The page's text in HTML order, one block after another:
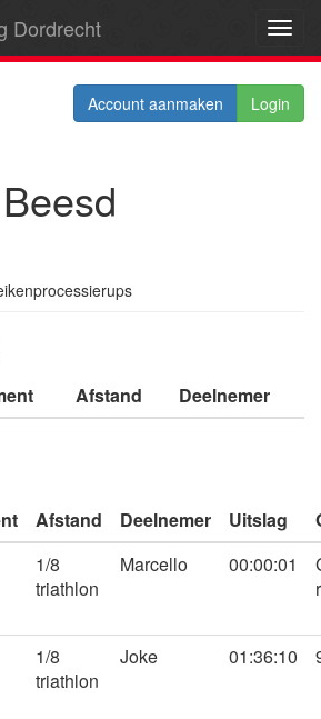
Dordrecht
Account aanmaken Login
Afstand Deelnemer
Afstand Deelnemer Uitslag
1/8
triathlon
Marcello 00:00:01
1/8
triathlon
Joke 01:36:10